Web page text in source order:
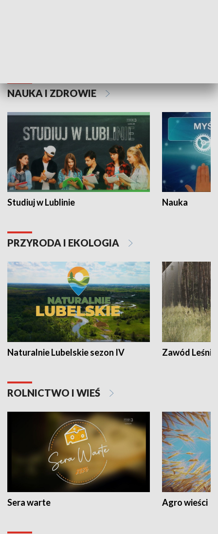
NAUKA I ZDROWIE
Studiuj w Lublinie Nauka
PRZYRODA I EKOLOGIA
Naturalnie Lubelskie sezon IV Zawód Leśnik
ROLNICTWO I WIEŚ
Sera warte Agro wieści